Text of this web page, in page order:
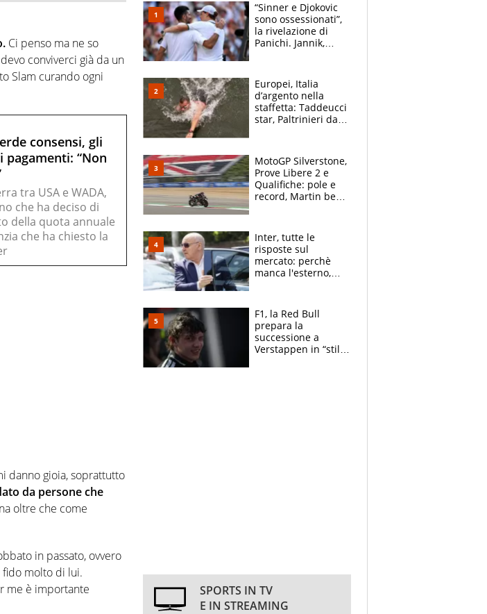
Ci penso ma ne so
conviverci già da un
Slam curando ogni
consensi, gli
pagamenti: “Non
tra USA e WADA,
che ha deciso di
della quota annuale
che ha chiesto la
danno gioia, soprattutto
da persone che
oltre che come
in passato, ovvero
fido molto di lui.
me è importante
“Sinner e Djokovic
sono ossessionati”,
la rivelazione di
Panichi. Jannik,
agli US Open
Europei, Italia
d’argento nella
staffetta: Taddeucci
star, Paltrinieri da
Padre Pio
MotoGP Silverstone,
Prove Libere 2 e
Qualifiche: pole e
record, Martin beffa
Inter, tutte le
risposte sul
mercato: perchè
manca l'esterno,
vero obiettivo di
Marotta
F1, la Red Bull
prepara la
successione a
Verstappen in “stile
SPORTS IN TV
E IN STREAMING